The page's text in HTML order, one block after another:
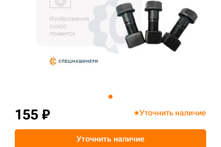
155 ₽ Уточнить наличие
Уточнить наличие
3D тур по производству
3D тур по складам
sksale@skdst.ru